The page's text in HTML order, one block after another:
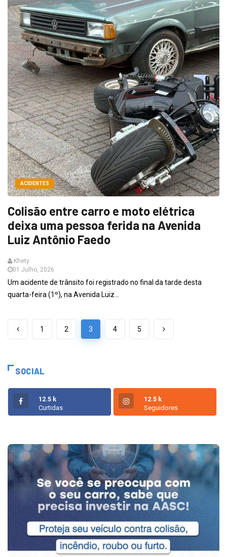
ACIDENTES
Colisão entre carro e moto elétrica
deixa uma pessoa ferida na Avenida
Luiz Antônio Faedo
Khety
01 Julho, 2026
Um acidente de trânsito foi registrado no final da tarde desta
quarta-feira (1º), na Avenida Luiz...
1 2 3 4 5
SOCIAL
12.5 k
Curtidas
12.5 k
Seguidores